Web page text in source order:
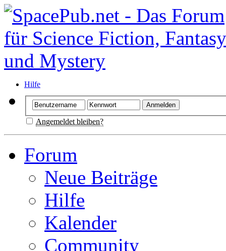
Hilfe
Angemeldet bleiben?
Forum
Neue Beiträge
Hilfe
Kalender
Community